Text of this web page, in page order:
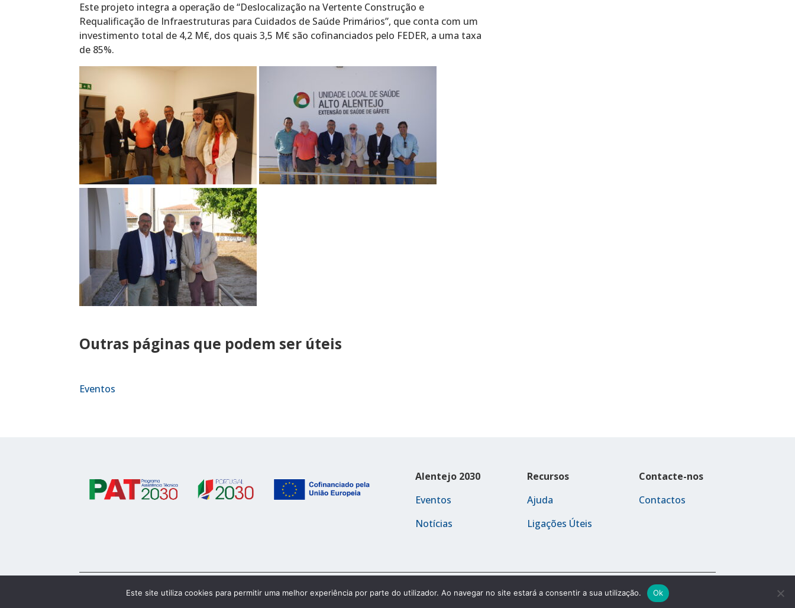
Este projeto integra a operação de “Deslocalização na Vertente Construção e
Requalificação de Infraestruturas para Cuidados de Saúde Primários”, que conta com um
investimento total de 4,2 M€, dos quais 3,5 M€ são cofinanciados pelo FEDER, a uma taxa
de 85%.
Outras páginas que podem ser úteis
Eventos
Alentejo 2030
Eventos
Notícias
Recursos
Ajuda
Ligações Úteis
Contacte-nos
Contactos
© 2023 Alentejo 2030 Política de Acessibilidade Política de Privacidade Termos e Condições
Este site utiliza cookies para permitir uma melhor experiência por parte do utilizador. Ao navegar no site estará a consentir a sua utilização. Ok